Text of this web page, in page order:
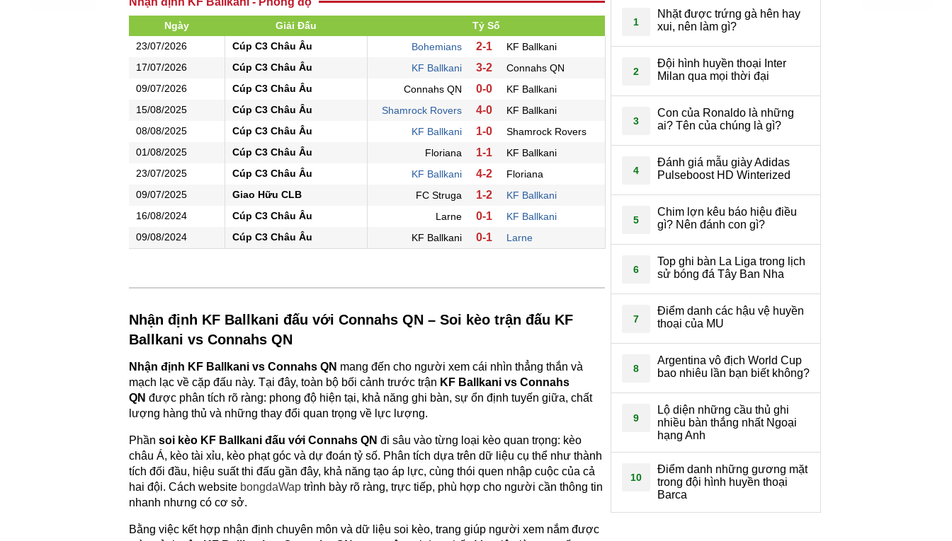
Ngày Giải Đấu
Tỷ Số
23/07/2026
Cúp C3 Châu Âu Bohemians 2-1
KF Ballkani
17/07/2026
Cúp C3 Châu Âu KF Ballkani 3-2
Connahs QN
09/07/2026
Cúp C3 Châu Âu Connahs QN 0-0
KF Ballkani
15/08/2025
Cúp C3 Châu Âu Shamrock Rovers 4-0
KF Ballkani
08/08/2025
Cúp C3 Châu Âu KF Ballkani 1-0
Shamrock Rovers
01/08/2025
Cúp C3 Châu Âu Floriana 1-1
KF Ballkani
23/07/2025
Cúp C3 Châu Âu KF Ballkani 4-2
Floriana
09/07/2025
Giao Hữu CLB FC Struga 1-2
KF Ballkani
16/08/2024
Cúp C3 Châu Âu Larne 0-1
KF Ballkani
09/08/2024
Cúp C3 Châu Âu KF Ballkani 0-1 Larne
Nhận định KF Ballkani đấu với Connahs QN – Soi kèo trận đấu KF
Ballkani vs Connahs QN
Nhận định KF Ballkani vs Connahs QN mang đến cho người xem cái nhìn thẳng thắn và
mạch lạc về cặp đấu này. Tại đây, toàn bộ bối cảnh trước trận KF Ballkani vs Connahs
QN được phân tích rõ ràng: phong độ hiện tại, khả năng ghi bàn, sự ổn định tuyến giữa, chất
lượng hàng thủ và những thay đổi quan trọng về lực lượng.
Phần soi kèo KF Ballkani đấu với Connahs QN đi sâu vào từng loại kèo quan trọng: kèo
châu Á, kèo tài xỉu, kèo phạt góc và dự đoán tỷ số. Phân tích dựa trên dữ liệu cụ thể như thành
tích đối đầu, hiệu suất thi đấu gần đây, khả năng tạo áp lực, cùng thói quen nhập cuộc của cả
hai đội. Cách website bongdaWap trình bày rõ ràng, trực tiếp, phù hợp cho người cần thông tin
nhanh nhưng có cơ sở.
Bằng việc kết hợp nhận định chuyên môn và dữ liệu soi kèo, trang giúp người xem nắm được
1
Nhặt được trứng gà hên hay
xui, nên làm gì?
2
Đội hình huyền thoại Inter
Milan qua mọi thời đại
3
Con của Ronaldo là những
ai? Tên của chúng là gì?
4
Đánh giá mẫu giày Adidas
Pulseboost HD Winterized
5
Chim lợn kêu báo hiệu điều
gì? Nên đánh con gì?
6
Top ghi bàn La Liga trong lịch
sử bóng đá Tây Ban Nha
7
Điểm danh các hậu vệ huyền
thoại của MU
8
Argentina vô địch World Cup
bao nhiêu lần bạn biết không?
9
Lộ diện những cầu thủ ghi
nhiều bàn thắng nhất Ngoại
hạng Anh
10
Điểm danh những gương mặt
trong đội hình huyền thoại
Barca